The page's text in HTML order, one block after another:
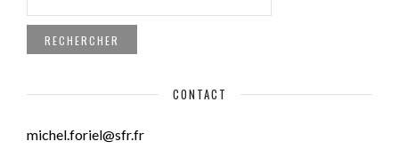
CONTACT
michel.foriel@sfr.fr